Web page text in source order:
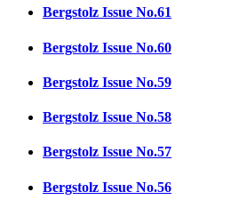
Bergstolz Issue No.61
Bergstolz Issue No.60
Bergstolz Issue No.59
Bergstolz Issue No.58
Bergstolz Issue No.57
Bergstolz Issue No.56